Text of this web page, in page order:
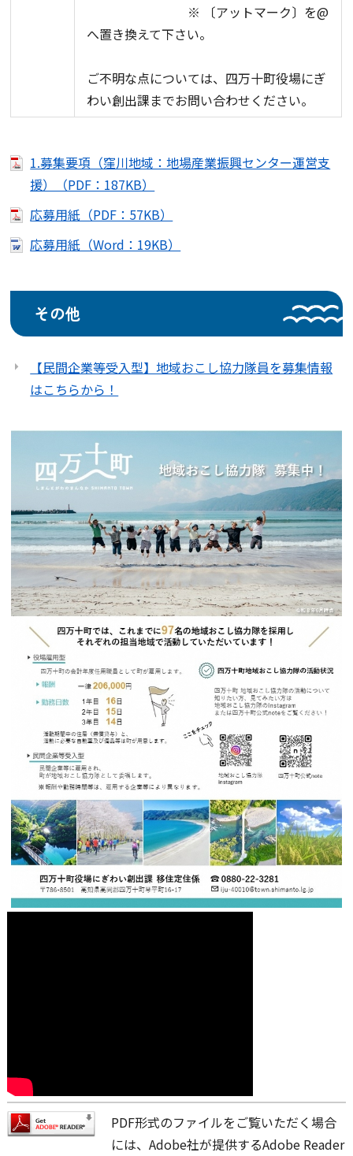
※ 〔アットマーク〕を@
へ置き換えて下さい。
ご不明な点については、四万十町役場にぎ
わい創出課までお問い合わせください。
1.募集要項（窪川地域：地場産業振興センター運営支
援）（PDF：187KB）
応募用紙（PDF：57KB）
応募用紙（Word：19KB）
その他
【民間企業等受入型】地域おこし協力隊員を募集情報
はこちらから！
PDF形式のファイルをご覧いただく場合
には、Adobe社が提供するAdobe Reader